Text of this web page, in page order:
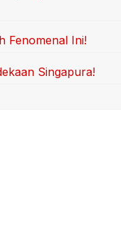
Fenomenal Ini!
Singapura!